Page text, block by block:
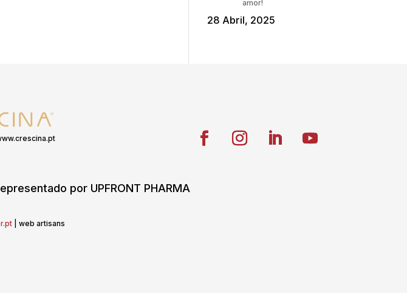
amor!
28 Abril, 2025
por UPFRONT PHARMA
| web artisans